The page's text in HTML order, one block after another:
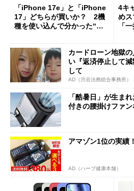
「iPhone 17e」と「iPhone
17」どちらが買いか？ 2機
種を使い込んで分かった“ス
4キ
めス
「
カードローン地獄
い『返済停止して
して
AD（渋谷法務総合事務所）
「酷暑日」が生ま
付きの腰掛けファ
アマゾン1位の実績
AD（ハーブ健康本舗）